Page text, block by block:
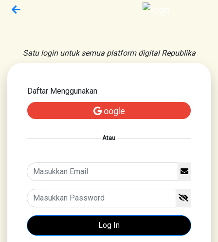
Satu login untuk semua platform digital Republika
Daftar Menggunakan
oogle
Atau